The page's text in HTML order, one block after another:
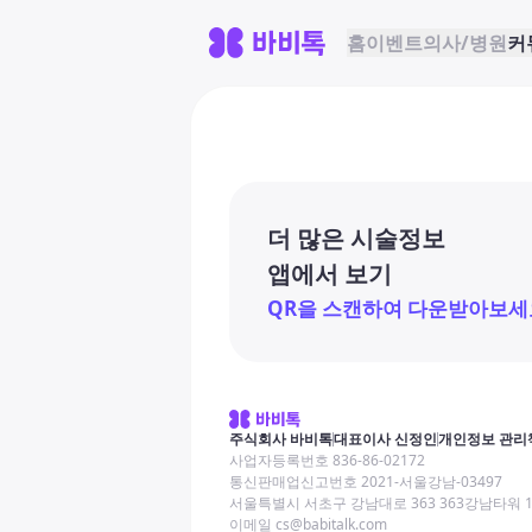
홈이벤트의사/병원커
더 많은 시술정보
앱에서 보기
QR을 스캔하여 다운받아보세
주식회사 바비톡대표이사 신정인개인정보 관리
사업자등록번호 836-86-02172
통신판매업신고번호 2021-서울강남-03497
서울특별시 서초구 강남대로 363 363강남타워
이메일 cs@babitalk.com